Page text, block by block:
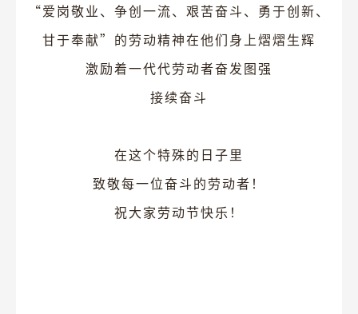
“爱岗敬业、争创一流、艰苦奋斗、勇于创新、
甘于奉献”的劳动精神在他们身上熠熠生辉
激励着一代代劳动者奋发图强
接续奋斗
在这个特殊的日子里
致敬每一位奋斗的劳动者！
祝大家劳动节快乐！